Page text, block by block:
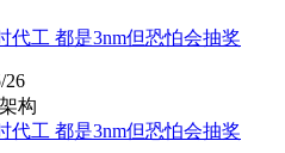
代工 都是3nm但恐怕会抽奖
26
构
代工 都是3nm但恐怕会抽奖